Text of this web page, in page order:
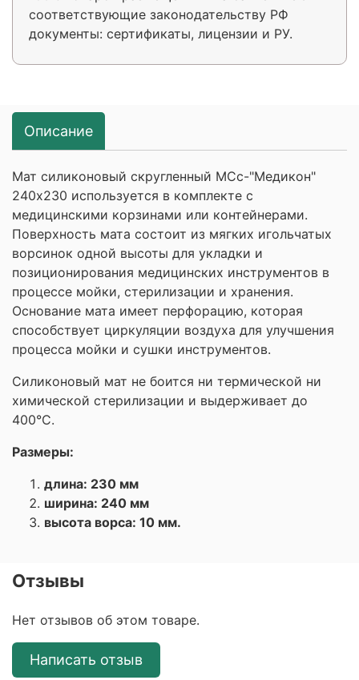
соответствующие законодательству РФ
документы: сертификаты, лицензии и РУ.
Описание
Мат силиконовый скругленный МСс-"Медикон"
240х230 используется в комплекте с
медицинскими корзинами или контейнерами.
Поверхность мата состоит из мягких игольчатых
ворсинок одной высоты для укладки и
позиционирования медицинских инструментов в
процессе мойки, стерилизации и хранения.
Основание мата имеет перфорацию, которая
способствует циркуляции воздуха для улучшения
процесса мойки и сушки инструментов.
Силиконовый мат не боится ни термической ни
химической стерилизации и выдерживает до
400°С.
Размеры:
длина: 230 мм
ширина: 240 мм
высота ворса: 10 мм.
Отзывы
Нет отзывов об этом товаре.
Написать отзыв